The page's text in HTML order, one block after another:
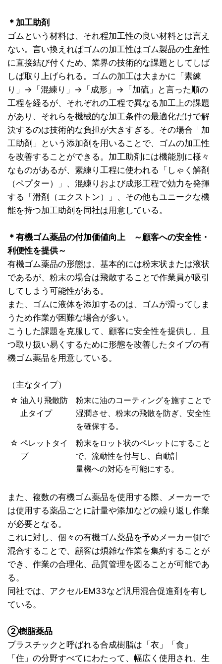
＊加工助剤
ゴムという材料は、それ程加工性の良い材料とは言え
ない。言い換えればゴムの加工性はゴム製品の生産性
に直接結び付くため、業界の技術的な課題としてしば
しば取り上げられる。ゴムの加工は大まかに「素練
り」→「混練り」→「成形」→「加硫」と言った順の
工程を経るが、それぞれの工程で異なる加工上の課題
があり、それらを機械的な加工条件の最適化だけで解
決するのは技術的な負担が大きすぎる。その場合「加
工助剤」という添加剤を用いることで、ゴムの加工性
を改善することができる。加工助剤には機能別に様々
なものがあるが、素練り工程に使われる「しゃく解剤
（ペプター）」、混練りおよび成形工程で効力を発揮
する「滑剤（エクストン）」、その他もユニークな機
能を持つ加工助剤を同社は用意している。
＊有機ゴム薬品の付加価値向上 ～顧客への安全性・
利便性を提供～
有機ゴム薬品の形態は、基本的には粉末状または液状
であるが、粉末の場合は飛散することで作業員が吸引
してしまう可能性がある。
また、ゴムに液体を添加するのは、ゴムが滑ってしま
うため作業が困難な場合が多い。
こうした課題を克服して、顧客に安全性を提供し、且
つ取り扱い易くするために形態を改善したタイプの有
機ゴム薬品を用意している。
（主なタイプ）
☆ 油入り飛散防
止タイプ
粉末に油のコーティングを施すことで
湿潤させ、粉末の飛散を防ぎ、安全性
を確保する。
☆ ペレットタイ
プ
粉末をロット状のペレットにすること
で、流動性を付与し、自動計
量機への対応を可能にする。
また、複数の有機ゴム薬品を使用する際、メーカーで
は使用する薬品ごとに計量や添加などの繰り返し作業
が必要となる。
これに対し、個々の有機ゴム薬品を予めメーカー側で
混合することで、顧客は煩雑な作業を集約することが
でき、作業の合理化、品質管理を図ることが可能であ
る。
同社では、アクセルEM33など汎用混合促進剤を有し
ている。
②樹脂薬品
プラスチックと呼ばれる合成樹脂は「衣」「食」
「住」の分野すべてにわたって、幅広く使用され、生